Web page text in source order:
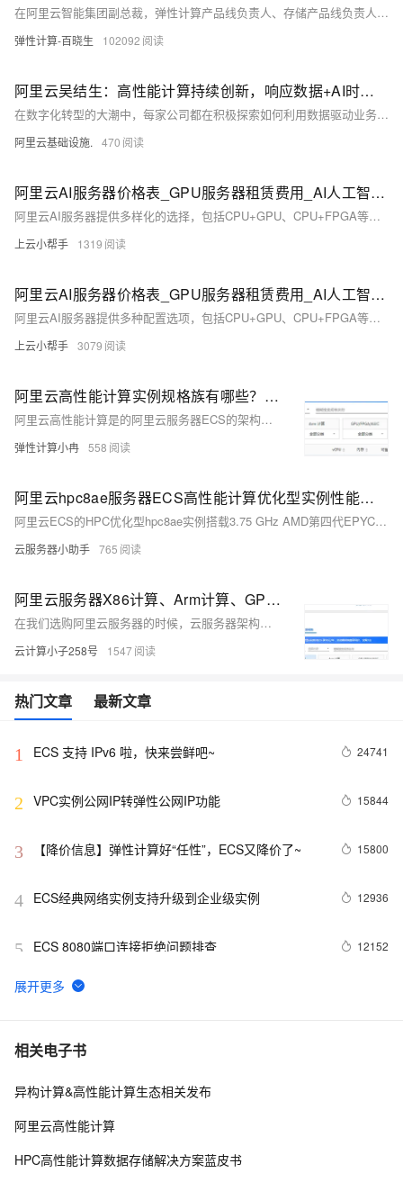
在阿里云智能集团副总裁，弹性计算产品线负责人、存储产品线负责人 吴结生看来，如今已经有很多行业应用了高性能计算，且高性能计算的负载正呈现出多样化发展的趋势，“当下，很多基础模型的预训练、自动驾驶、生命科学，以及工业制造、半导体芯片等行业和领域都应用了高性能计算。”吴结生指出。
弹性计算-百晓生 102092
阿里云吴结生：高性能计算持续创新，响应数据+AI时代的多元化负载需求
在数字化转型的大潮中，每家公司都在积极探索如何利用数据驱动业务增长，而AI技术的快速发展更是加速了这一进程。
阿里云基础设施. 470
阿里云AI服务器价格表_GPU服务器租赁费用_AI人工智能高性能计算推理
阿里云AI服务器提供多样化的选择，包括CPU+GPU、CPU+FPGA等多种配置，适用于人工智能、机器学习和深度学习等计算密集型任务。其中，GPU服务器整合高性能CPU平台，单实例可实现最高5PFLOPS的混合精度计算能力。根据不同GPU类型（如NVIDIA A10、V100、T4等）和应用场景（如AI训练、推理、科学计算等），价格从数百到数千元不等。详情及更多实例规格可见阿里云官方页面。
上云小帮手 1319
阿里云AI服务器价格表_GPU服务器租赁费用_AI人工智能高性能计算推理
阿里云AI服务器提供多种配置选项，包括CPU+GPU、CPU+FPGA等组合，支持高性能计算需求。本文汇总了阿里云GPU服务器的价格信息，涵盖NVIDIA A10、V100、T4、P4、P100等多款GPU卡，适用于人工智能、机器学习和深度学习等场景。详细价格表和实例规格见文内图表。
上云小帮手 3079
阿里云高性能计算实例规格族有哪些？各自特点、适用场景介绍
阿里云高性能计算是的阿里云服务器ECS的架构之一，高性能计算实例规格族主要应用于各种需要超高性能、网络和存储能力的应用场景，例如人工智能、机器学习、科学计算、地质勘探、气象预报等场景。高性能计算实例规格族有高性能计算优化型实例规格族hpc8ae、高性能计算优化型实例规格族hpc7ip、计算型超级计算集群实例规格族sccc7等。下面是阿里云高性能计算实例规格族特点、适用场景介绍。
弹性计算小冉 558
阿里云hpc8ae服务器ECS高性能计算优化型实例性能详解
阿里云ECS的HPC优化型hpc8ae实例搭载3.75 GHz AMD第四代EPYC处理器，配备64 Gbps eRDMA网络，专为工业仿真、EDA、地质勘探等HPC工作负载设计。实例提供1:4的CPU内存配比，支持ESSD存储和IPv4/IPv6，操作系统限于特定版本的CentOS和Alibaba Cloud Linux。ecs.hpc8ae.32xlarge实例拥有64核和256 GiB内存，网络带宽和eRDMA带宽均为64 Gbit/s。适用于CFD、FEA、气象预报等场景。
云服务器小助手 765
阿里云服务器X86计算、Arm计算、GPU/FPGA/ASIC、高性能计算架构区别
在我们选购阿里云服务器的时候，云服务器架构有X86计算、ARM计算、GPU/FPGA/ASIC、弹性裸金属服务器、高性能计算可选，有的用户并不清楚他们之间有何区别，本文主要简单介绍下不同类型的云服务器有何不同，主要特点及适用场景有哪些。
云计算小子258号 1547
热门文章 最新文章
1 ECS 支持 IPv6 啦，快来尝鲜吧~ 24741
2 VPC实例公网IP转弹性公网IP功能 15844
3 【降价信息】弹性计算好“任性”，ECS又降价了~ 15800
4 ECS经典网络实例支持升级到企业级实例 12936
5 ECS 8080端口连接拒绝问题排查 12152
6 如何使用标签(TAG RAM)控制对ECS 资源的访问？
7 阿里云郑晓：浅谈GPU虚拟化技术（第三章）
8 【杭州云栖】弹性计算平台技术：云服务器“安全”“稳
相关电子书
异构计算&高性能计算生态相关发布
阿里云高性能计算
HPC高性能计算数据存储解决方案蓝皮书